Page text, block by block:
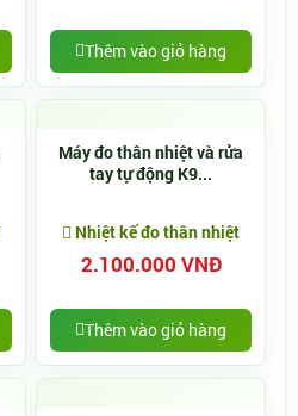
Thêm vào giỏ hàng
Máy đo thân nhiệt và rửa
tay tự động K9...
Nhiệt kế đo thân nhiệt
2.100.000 VNĐ
Thêm vào giỏ hàng